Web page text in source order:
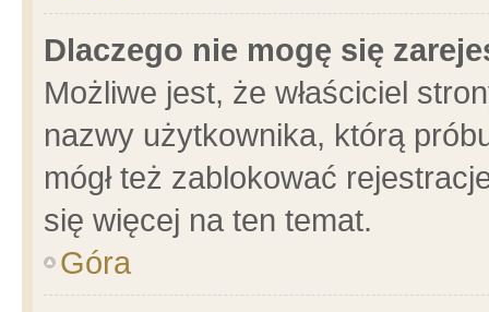
Dlaczego nie mogę się
Możliwe jest, że właściciel
nazwy użytkownika, którą
mógł też zablokować
się więcej na ten temat.
Góra